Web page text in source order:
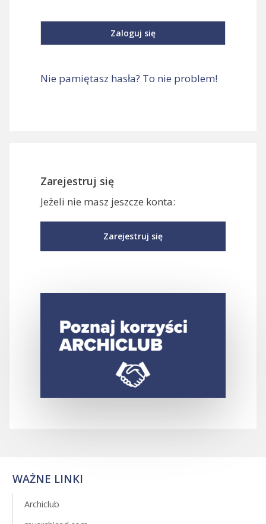
Nie pamiętasz hasła? To nie problem!
Zarejestruj się
Jeżeli nie masz jeszcze konta:
Zarejestruj się
WAŻNE LINKI
Archiclub